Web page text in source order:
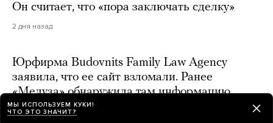
Он считает, что «пора заключать сделку»
2 дня назад
Юрфирма Budovnits Family Law Agency
заявила, что ее сайт взломали. Ранее
«Медуза» обнаружила там информацию
о том, что она помогает уклоняться
МЫ ИСПОЛЬЗУЕМ КУКИ!
ЧТО ЭТО ЗНАЧИТ?